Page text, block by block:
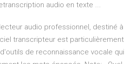
audio en texte ...
audio professionnel, destiné à
transcripteur est particulièrement
de reconnaissance vocale qui